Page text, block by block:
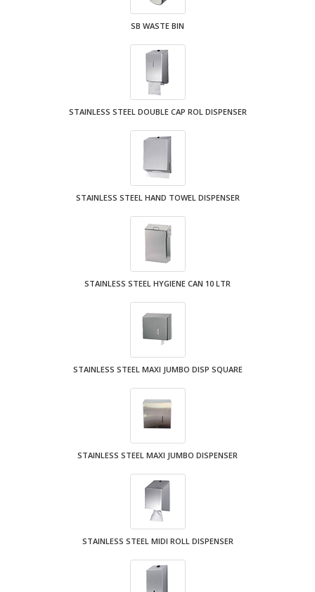
SB WASTE BIN
STAINLESS STEEL DOUBLE CAP ROL DISPENSER
STAINLESS STEEL HAND TOWEL DISPENSER
STAINLESS STEEL HYGIENE CAN 10 LTR
STAINLESS STEEL MAXI JUMBO DISP SQUARE
STAINLESS STEEL MAXI JUMBO DISPENSER
STAINLESS STEEL MIDI ROLL DISPENSER